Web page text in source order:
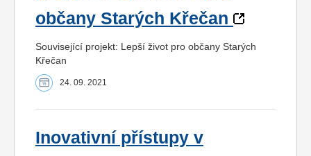
občany Starých Křečan
Související projekt: Lepší život pro občany Starých
Křečan
24. 09. 2021
Inovativní přístupy v